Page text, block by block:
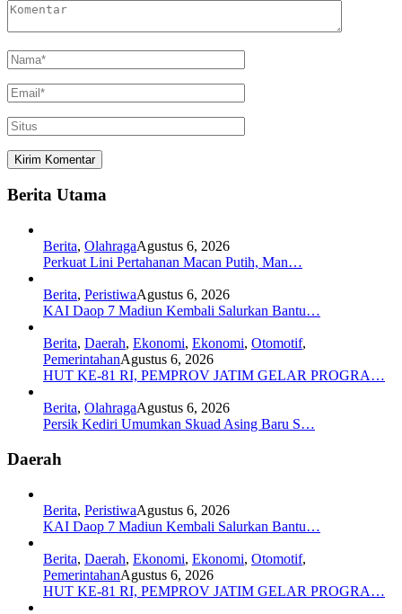
Berita Utama
Berita, OlahragaAgustus 6, 2026
Perkuat Lini Pertahanan Macan Putih, Man…
Berita, PeristiwaAgustus 6, 2026
KAI Daop 7 Madiun Kembali Salurkan Bantu…
Berita, Daerah, Ekonomi, Ekonomi, Otomotif,
PemerintahanAgustus 6, 2026
HUT KE-81 RI, PEMPROV JATIM GELAR PROGRA…
Berita, OlahragaAgustus 6, 2026
Persik Kediri Umumkan Skuad Asing Baru S…
Daerah
Berita, PeristiwaAgustus 6, 2026
KAI Daop 7 Madiun Kembali Salurkan Bantu…
Berita, Daerah, Ekonomi, Ekonomi, Otomotif,
PemerintahanAgustus 6, 2026
HUT KE-81 RI, PEMPROV JATIM GELAR PROGRA…